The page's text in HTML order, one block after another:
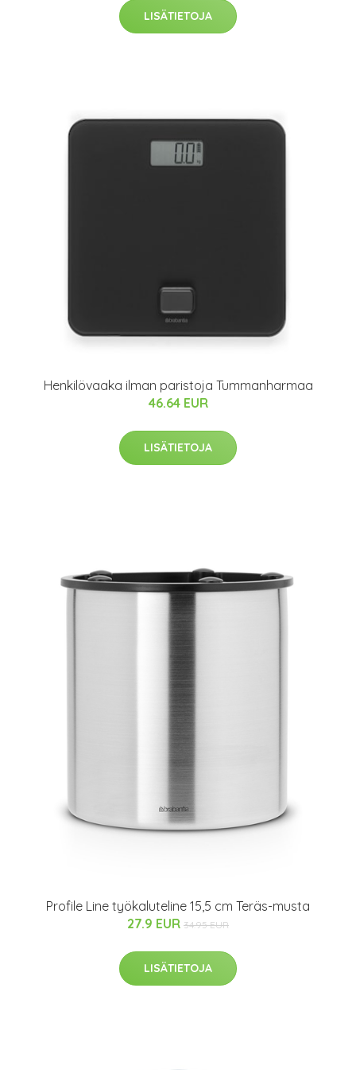
LISÄTIETOJA
Henkilövaaka ilman paristoja Tummanharmaa
46.64 EUR
LISÄTIETOJA
Profile Line työkaluteline 15,5 cm Teräs-musta
27.9 EUR 34.95 EUR
LISÄTIETOJA